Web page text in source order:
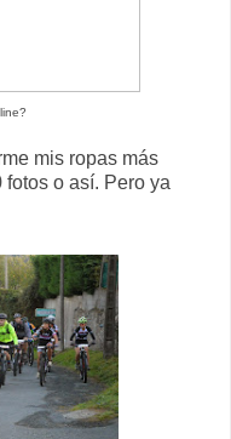
mis ropas más
fotos o así. Pero ya